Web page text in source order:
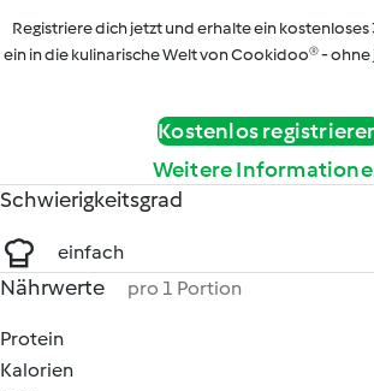
Registriere dich jetzt und erhalte ein kostenloses
ein in die kulinarische Welt von Cookidoo® -
Kostenlos
Weitere
Schwierigkeitsgrad
einfach
Nährwerte pro 1 Portion
Protein
Kalorien